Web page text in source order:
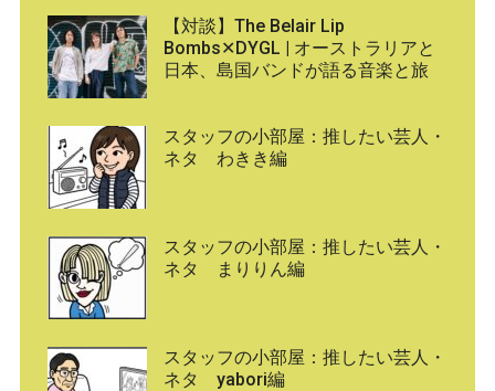
【対談】The Belair Lip
Bombs✕DYGL | オーストラリアと
日本、島国バンドが語る音楽と旅
スタッフの小部屋：推したい芸人・
ネタ わきき編
スタッフの小部屋：推したい芸人・
ネタ まりりん編
スタッフの小部屋：推したい芸人・
ネタ yabori編